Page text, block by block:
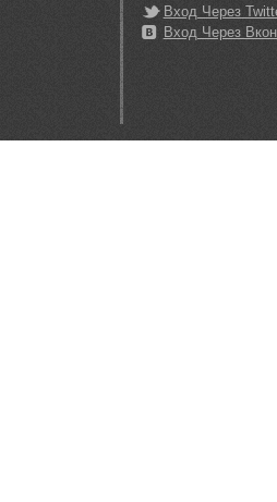
Вход Через
Вход Через